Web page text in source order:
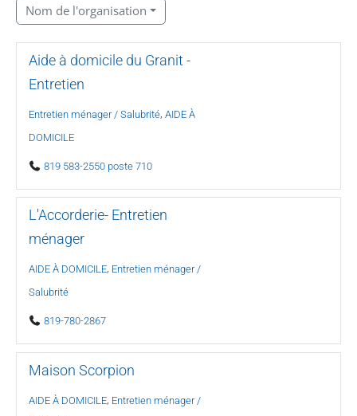
Nom de l'organisation
Aide à domicile du Granit -
Entretien
Entretien ménager / Salubrité, AIDE À
DOMICILE
819 583-2550 poste 710
L'Accorderie- Entretien
ménager
AIDE À DOMICILE, Entretien ménager /
Salubrité
819-780-2867
Maison Scorpion
AIDE À DOMICILE, Entretien ménager /